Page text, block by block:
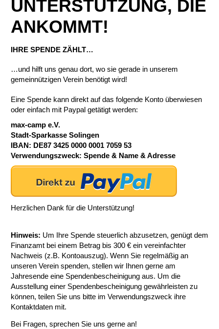
UNTERSTÜTZUNG, DIE
ANKOMMT!
IHRE SPENDE ZÄHLT…
…und hilft uns genau dort, wo sie gerade in unserem
gemeinnützigen Verein benötigt wird!
Eine Spende kann direkt auf das folgende Konto überwiesen
oder einfach mit Paypal getätigt werden:
max-camp e.V.
Stadt-Sparkasse Solingen
IBAN: DE87 3425 0000 0001 7059 53
Verwendungszweck: Spende & Name & Adresse
Herzlichen Dank für die Unterstützung!
Hinweis: Um Ihre Spende steuerlich abzusetzen, genügt dem
Finanzamt bei einem Betrag bis 300 € ein vereinfachter
Nachweis (z.B. Kontoauszug). Wenn Sie regelmäßig an
unseren Verein spenden, stellen wir Ihnen gerne am
Jahresende eine Spendenbescheinigung aus. Um die
Ausstellung einer Spendenbescheinigung gewährleisten zu
können, teilen Sie uns bitte im Verwendungszweck ihre
Kontaktdaten mit.
Bei Fragen, sprechen Sie uns gerne an!